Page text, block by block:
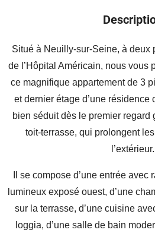
Situé à Neuilly-sur-Seine, à deux
de l’Hôpital Américain, nous vous
ce magnifique appartement de 3
et dernier étage d’une résidence
bien séduit dès le premier regard
toit-terrasse, qui prolongent
l’extérieur.
Il se compose d’une entrée avec
lumineux exposé ouest, d’une
sur la terrasse, d’une cuisine
loggia, d’une salle de bain